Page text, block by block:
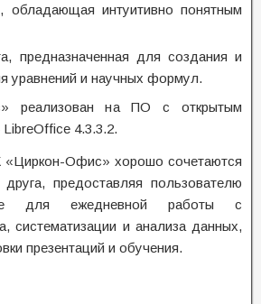
обладающая интуитивно понятным
предназначенная для создания и
уравнений и научных формул.
реализован на ПО с открытым
4.3.3.2.
«Циркон-Офис» хорошо сочетаются
предоставляя пользователю
для ежедневной работы с
систематизации и анализа данных,
презентаций и обучения.